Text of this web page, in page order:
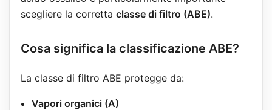
scegliere la corretta classe di filtro (ABE).
Cosa significa la classificazione ABE?
La classe di filtro ABE protegge da:
Vapori organici (A)